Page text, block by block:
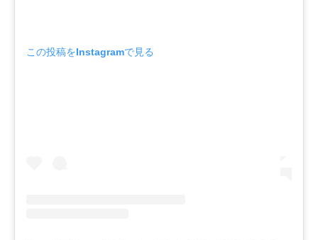
この投稿をInstagramで見る